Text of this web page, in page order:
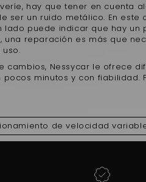
hay que tener en cuenta
ser un ruido metálico. En
lado puede indicar que hay
reparación es más que
uso.
cambios, Nessycar le ofrece
pocos minutos y con
de velocidad